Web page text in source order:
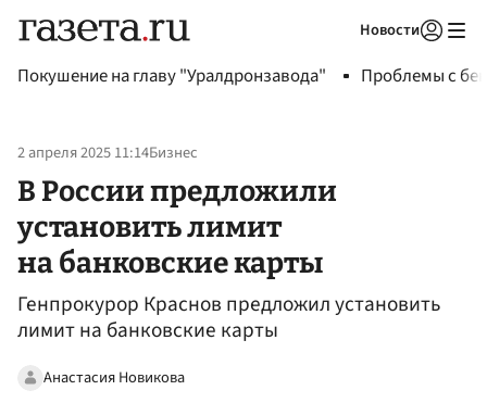
Новости
Покушение на главу "Уралдронзавода" Проблемы с
2 апреля 2025 11:14Бизнес
В России предложили
установить лимит
на банковские карты
Генпрокурор Краснов предложил установить
лимит на банковские карты
Анастасия Новикова